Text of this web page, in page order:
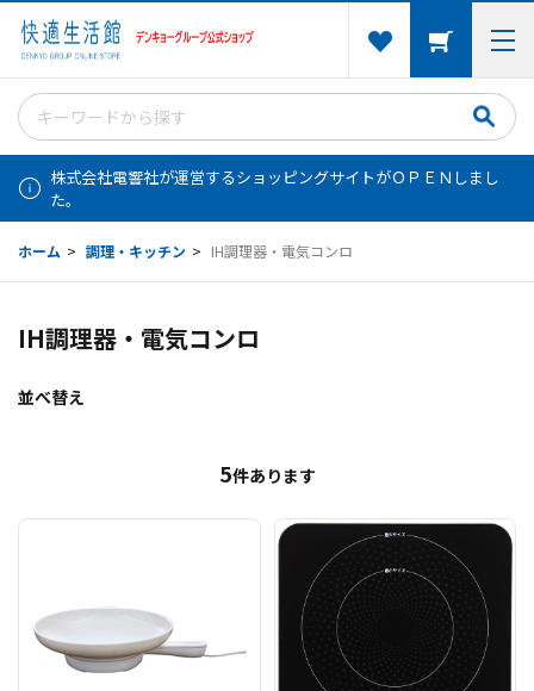
株式会社電響社が運営するショッピングサイトがＯＰＥＮしまし
た。
ホーム > 調理・キッチン > IH調理器・電気コンロ
IH調理器・電気コンロ
並べ替え
5件あります